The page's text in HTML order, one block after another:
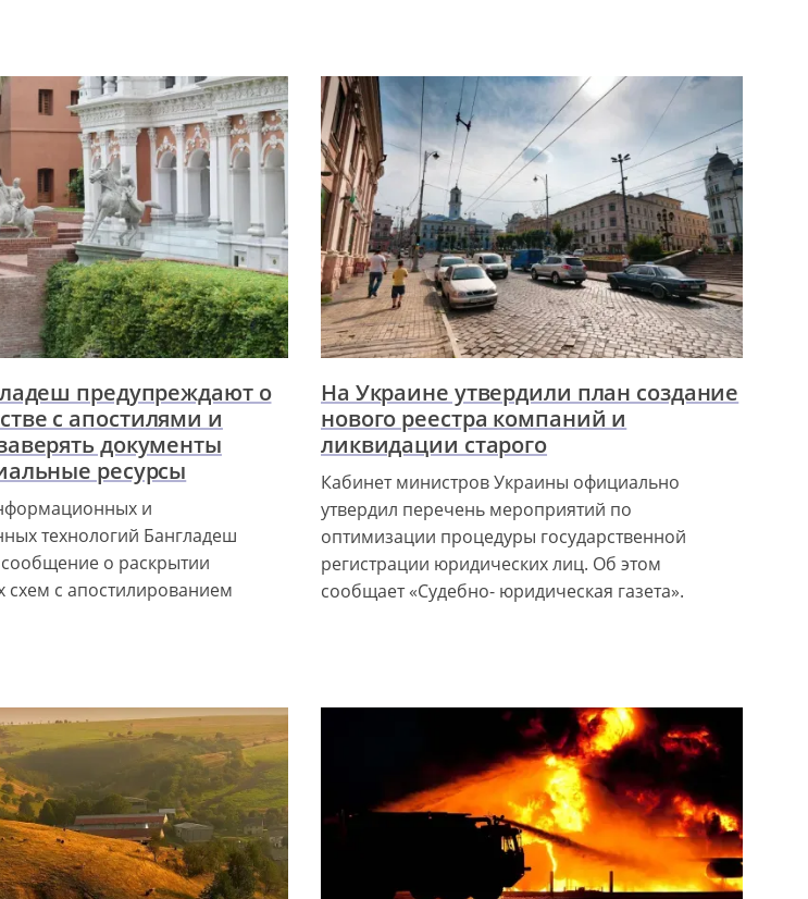
предупреждают о
с апостилями и
документы
ресурсы
и
технологий Бангладеш
о раскрытии
с апостилированием
На Украине утвердили план создание
нового реестра компаний и
ликвидации старого
Кабинет министров Украины официально
утвердил перечень мероприятий по
оптимизации процедуры государственной
регистрации юридических лиц. Об этом
сообщает «Судебно- юридическая газета».